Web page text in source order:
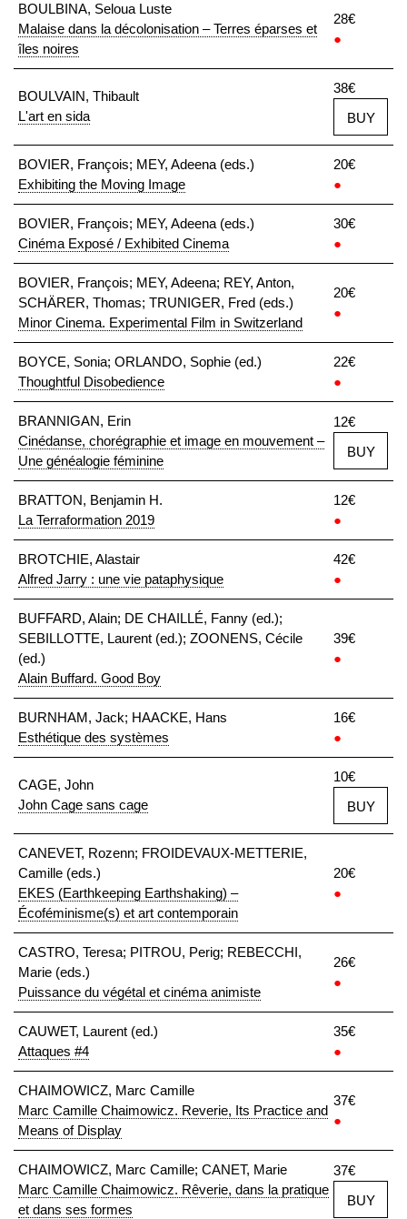
BOULBINA, Seloua Luste
Malaise dans la décolonisation – Terres éparses et
îles noires
28€
●
BOULVAIN, Thibault
L'art en sida
38€
BUY
BOVIER, François; MEY, Adeena (eds.)
Exhibiting the Moving Image
20€
●
BOVIER, François; MEY, Adeena (eds.)
Cinéma Exposé / Exhibited Cinema
30€
●
BOVIER, François; MEY, Adeena; REY, Anton,
SCHÄRER, Thomas; TRUNIGER, Fred (eds.)
Minor Cinema. Experimental Film in Switzerland
20€
●
BOYCE, Sonia; ORLANDO, Sophie (ed.)
Thoughtful Disobedience
22€
●
BRANNIGAN, Erin
Cinédanse, chorégraphie et image en mouvement –
Une généalogie féminine
12€
BUY
BRATTON, Benjamin H.
La Terraformation 2019
12€
●
BROTCHIE, Alastair
Alfred Jarry : une vie pataphysique
42€
●
BUFFARD, Alain; DE CHAILLÉ, Fanny (ed.);
SEBILLOTTE, Laurent (ed.); ZOONENS, Cécile
(ed.)
Alain Buffard. Good Boy
39€
●
BURNHAM, Jack; HAACKE, Hans
Esthétique des systèmes
16€
●
CAGE, John
John Cage sans cage
10€
BUY
CANEVET, Rozenn; FROIDEVAUX-METTERIE,
Camille (eds.)
EKES (Earthkeeping Earthshaking) –
Écoféminisme(s) et art contemporain
20€
●
CASTRO, Teresa; PITROU, Perig; REBECCHI,
Marie (eds.)
Puissance du végétal et cinéma animiste
26€
●
CAUWET, Laurent (ed.)
Attaques #4
35€
●
CHAIMOWICZ, Marc Camille
Marc Camille Chaimowicz. Reverie, Its Practice and
Means of Display
37€
●
CHAIMOWICZ, Marc Camille; CANET, Marie
Marc Camille Chaimowicz. Rêverie, dans la pratique
et dans ses formes
37€
BUY